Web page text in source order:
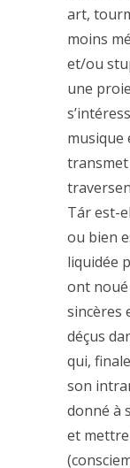
art,
moins
et/ou
une
musique
Tár est-
ou bien
liquidée
ont noué
sincères
déçus
qui,
son
donné à
et mettre